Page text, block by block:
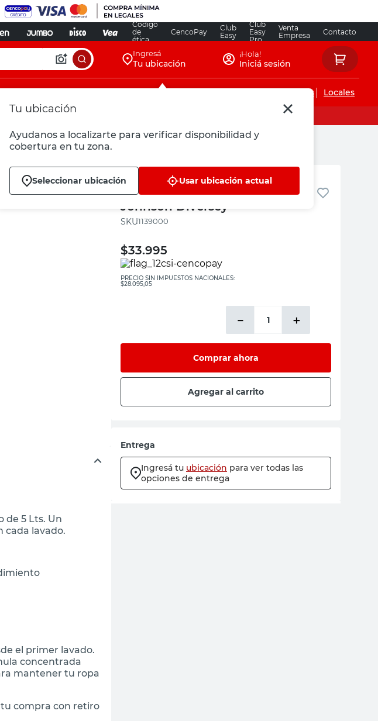
Código
de
ética
CencoPay
Club
Easy
Club
Easy
Pro
Venta
Empresa
Contacto
Ingresá
Tu ubicación
Tu ubicación
Ayudanos a localizarte para verificar disponibilidad y
cobertura en tu zona.
Seleccionar ubicación Usar ubicación actual
¡Hola!
Iniciá sesión
Servicios de instalaciones Locales
de 5 Lts. Un
cada lavado.
el primer lavado.
concentrada
mantener tu ropa
compra con retiro
Johnson Diversey
Jabón Líquido Para Ropa 5 Lts
Johnson Diversey
:1139000
$33.995
PRECIO SIN IMPUESTOS NACIONALES:
$28.095,05
＋
－
Comprar ahora
Agregar al carrito
Entrega
Ingresá tu ubicación para ver todas las
opciones de entrega